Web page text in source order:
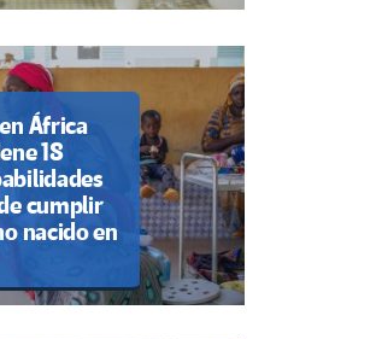
África
18
cumplir
nacido en